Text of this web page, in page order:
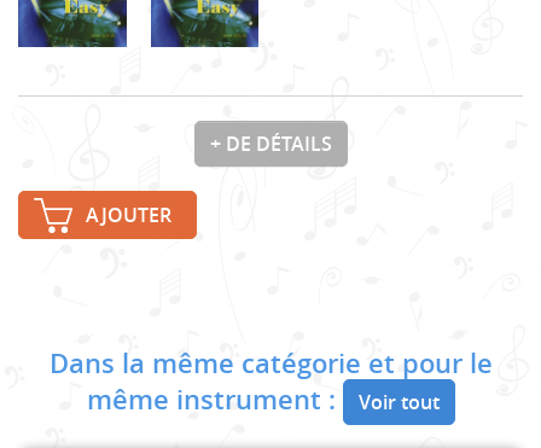
+ DE DÉTAILS
AJOUTER
Dans la même catégorie et pour le
même instrument :
Voir tout